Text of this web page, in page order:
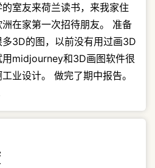
室友来荷兰读书，来我家住
在家第一次招待朋友。 准备
3D的图，以前没有用过画3D
midjourney和3D画图软件很
业设计。 做完了期中报告。